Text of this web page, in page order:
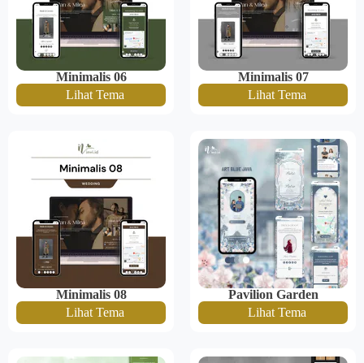
Minimalis 06
Lihat Tema
Minimalis 07
Lihat Tema
Minimalis 08
Lihat Tema
Pavilion Garden
Lihat Tema